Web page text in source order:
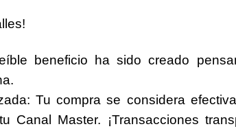
beneficio ha sido creado
Tu compra se considera
Master. ¡Transacciones